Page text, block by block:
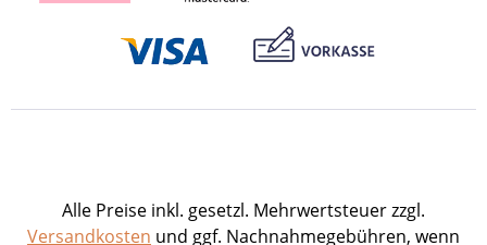
Alle Preise inkl. gesetzl. Mehrwertsteuer zzgl.
Versandkosten und ggf. Nachnahmegebühren, wenn